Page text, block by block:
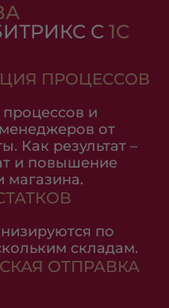
С 1С
ПРОЦЕССОВ
и
от
Как результат –
и повышение
магазина.
по
складам.
ОТПРАВКА